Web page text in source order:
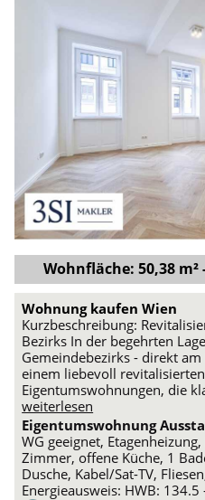
Wohnfläche: 50,38 m²
Wohnung kaufen Wien
Kurzbeschreibung:
Bezirks In der begehrten
Gemeindebezirks - direkt
einem liebevoll
Eigentumswohnungen, die
weiterlesen
Eigentumswohnung
WG geeignet,
Zimmer, offene Küche, 1
Dusche, Kabel/Sat-TV,
Energieausweis: HWB: 134.5